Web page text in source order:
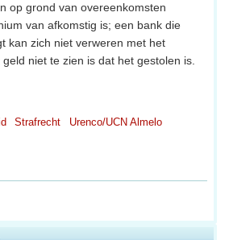
op grond van overeenkomsten
van afkomstig is; een bank die
kan zich niet verweren met het
niet te zien is dat het gestolen is.
Strafrecht
Urenco/UCN Almelo